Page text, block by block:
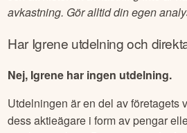
avkastning. Gör alltid din egen
Har Igrene utdelning och
Nej, Igrene har ingen utdelning.
Utdelningen är en del av företagets
dess aktieägare i form av pengar